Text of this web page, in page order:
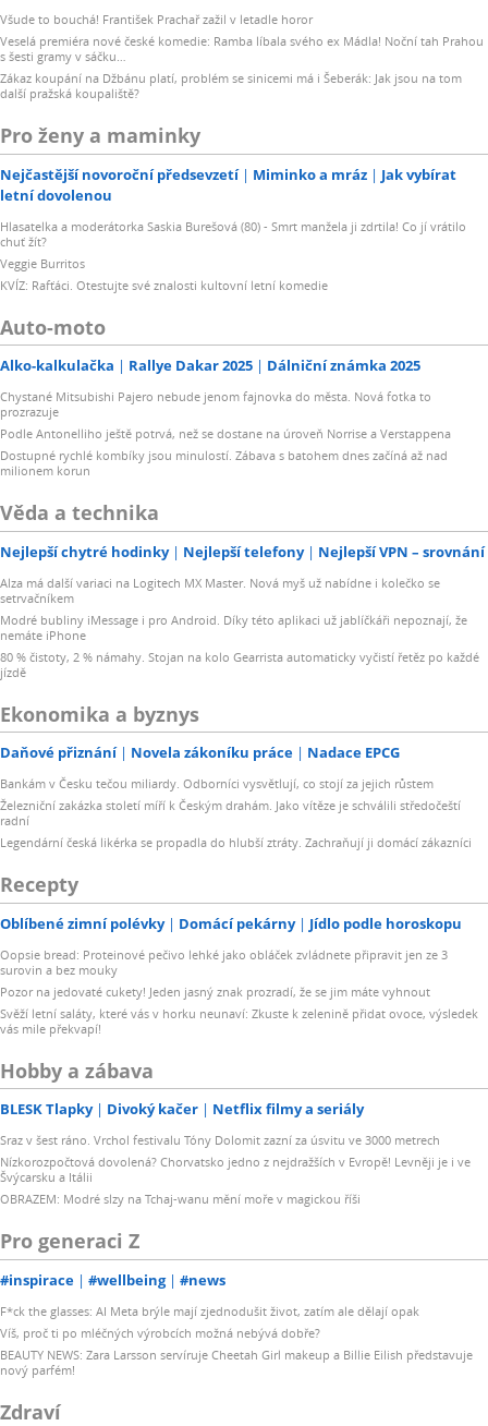
Všude to bouchá! František Prachař zažil v letadle horor
Veselá premiéra nové české komedie: Ramba líbala svého ex Mádla! Noční tah Prahou
s šesti gramy v sáčku…
Zákaz koupání na Džbánu platí, problém se sinicemi má i Šeberák: Jak jsou na tom
další pražská koupaliště?
Pro ženy a maminky
Nejčastější novoroční předsevzetí Miminko a mráz
Jak vybírat
letní dovolenou
Hlasatelka a moderátorka Saskia Burešová (80) - Smrt manžela ji zdrtila! Co jí vrátilo
chuť žít?
Veggie Burritos
KVÍZ: Rafťáci. Otestujte své znalosti kultovní letní komedie
Auto-moto
Alko-kalkulačka Rallye Dakar 2025 Dálniční známka 2025
Chystané Mitsubishi Pajero nebude jenom fajnovka do města. Nová fotka to
prozrazuje
Podle Antonelliho ještě potrvá, než se dostane na úroveň Norrise a Verstappena
Dostupné rychlé kombíky jsou minulostí. Zábava s batohem dnes začíná až nad
milionem korun
Věda a technika
Nejlepší chytré hodinky Nejlepší telefony Nejlepší VPN – srovnání
Alza má další variaci na Logitech MX Master. Nová myš už nabídne i kolečko se
setrvačníkem
Modré bubliny iMessage i pro Android. Díky této aplikaci už jablíčkáři nepoznají, že
nemáte iPhone
80 % čistoty, 2 % námahy. Stojan na kolo Gearrista automaticky vyčistí řetěz po každé
jízdě
Ekonomika a byznys
Daňové přiznání Novela zákoníku práce Nadace EPCG
Bankám v Česku tečou miliardy. Odborníci vysvětlují, co stojí za jejich růstem
Železniční zakázka století míří k Českým drahám. Jako vítěze je schválili středočeští
radní
Legendární česká likérka se propadla do hlubší ztráty. Zachraňují ji domácí zákazníci
Recepty
Oblíbené zimní polévky Domácí pekárny Jídlo podle horoskopu
Oopsie bread: Proteinové pečivo lehké jako obláček zvládnete připravit jen ze 3
surovin a bez mouky
Pozor na jedovaté cukety! Jeden jasný znak prozradí, že se jim máte vyhnout
Svěží letní saláty, které vás v horku neunaví: Zkuste k zelenině přidat ovoce, výsledek
vás mile překvapí!
Hobby a zábava
BLESK Tlapky Divoký kačer Netflix filmy a seriály
Sraz v šest ráno. Vrchol festivalu Tóny Dolomit zazní za úsvitu ve 3000 metrech
Nízkorozpočtová dovolená? Chorvatsko jedno z nejdražších v Evropě! Levněji je i ve
Švýcarsku a Itálii
OBRAZEM: Modré slzy na Tchaj-wanu mění moře v magickou říši
Pro generaci Z
#inspirace #wellbeing #news
F*ck the glasses: AI Meta brýle mají zjednodušit život, zatím ale dělají opak
Víš, proč ti po mléčných výrobcích možná nebývá dobře?
BEAUTY NEWS: Zara Larsson servíruje Cheetah Girl makeup a Billie Eilish představuje
nový parfém!
Zdraví